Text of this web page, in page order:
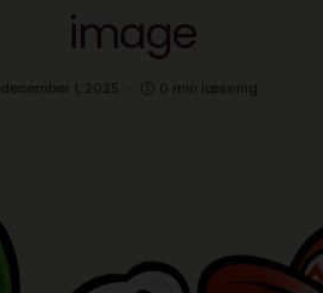
image
december 1, 2025 0 min læsning